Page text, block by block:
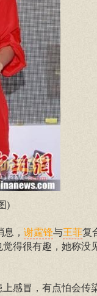
)
， 谢霆锋与王菲复
觉得很有趣，她称没
感冒，有点怕会传